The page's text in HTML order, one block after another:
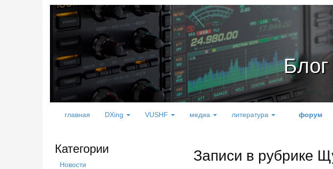
главная DXing VUSHF медиа литература форум
Записи в рубрике
Категории
Новости